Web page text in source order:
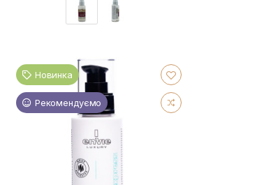
Новинка
Рекомендуємо